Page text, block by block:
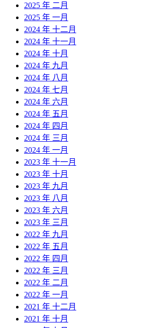
2025 年 二月
2025 年 一月
2024 年 十二月
2024 年 十一月
2024 年 十月
2024 年 九月
2024 年 八月
2024 年 七月
2024 年 六月
2024 年 五月
2024 年 四月
2024 年 三月
2024 年 一月
2023 年 十一月
2023 年 十月
2023 年 九月
2023 年 八月
2023 年 六月
2023 年 三月
2022 年 九月
2022 年 五月
2022 年 四月
2022 年 三月
2022 年 二月
2022 年 一月
2021 年 十二月
2021 年 十月